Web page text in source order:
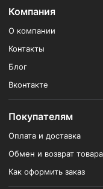
Компания
О компании
Контакты
Блог
Вконтакте
Покупателям
Оплата и доставка
Обмен и возврат товара
Как оформить заказ